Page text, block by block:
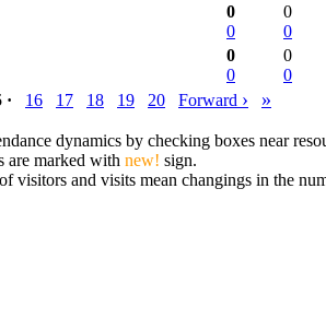
0
0
0
0
0
0
0
0
· 16 17 18 19 20 Forward › »
dynamics by checking boxes near
are marked with new! sign.
visitors and visits mean changings in the